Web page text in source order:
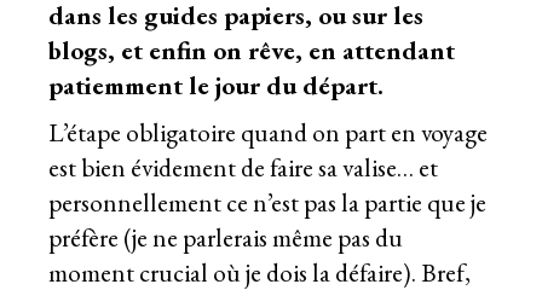
dans les guides papiers, ou sur les
blogs, et enfin on rêve, en attendant
patiemment le jour du départ.
L’étape obligatoire quand on part en voyage
est bien évidement de faire sa valise… et
personnellement ce n’est pas la partie que je
préfère (je ne parlerais même pas du
moment crucial où je dois la défaire). Bref,